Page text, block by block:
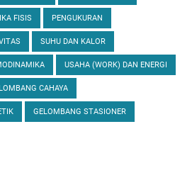
FISIS PENGUKURAN
SUHU DAN KALOR
USAHA (WORK) DAN ENERGI
CAHAYA
GELOMBANG STASIONER